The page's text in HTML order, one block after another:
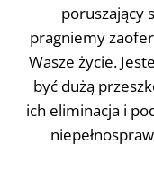
poruszający
pragniemy
Wasze życie.
być dużą
ich eliminacja i